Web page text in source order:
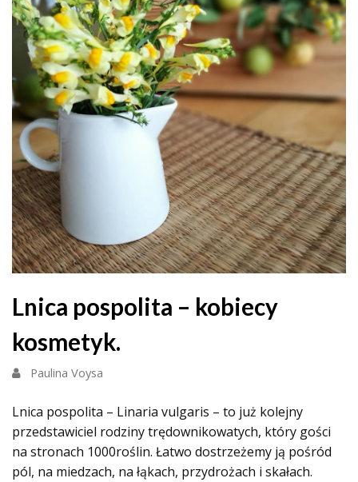
Lnica pospolita – kobiecy
kosmetyk.
Paulina Voysa
Lnica pospolita – Linaria vulgaris – to już kolejny
przedstawiciel rodziny trędownikowatych, który gości
na stronach 1000roślin. Łatwo dostrzeżemy ją pośród
pól, na miedzach, na łąkach, przydrożach i skałach.